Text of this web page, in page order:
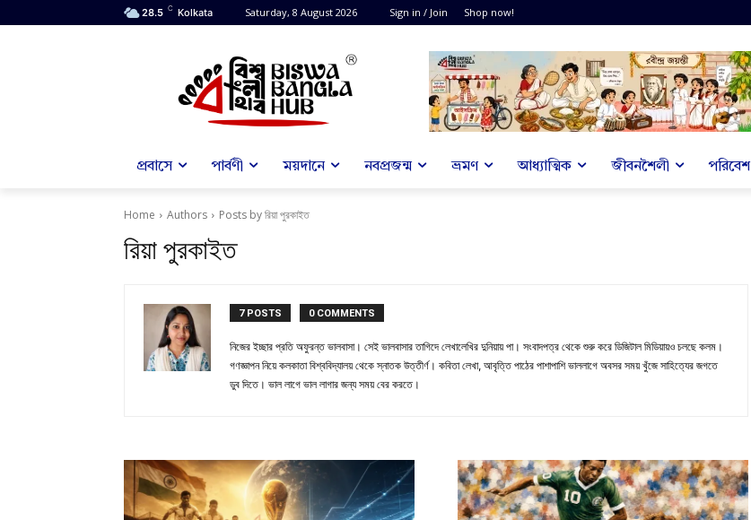
28.5 C Kolkata Saturday, 8 August 2026 Sign in / Join Shop now!
প্রবাসে পার্বণী ময়দানে নবপ্রজন্ম ভ্রমণ আধ্যাত্মিক জীবনশৈলী পরিবেশ
Home Authors Posts by রিয়া পুরকাইত
রিয়া পুরকাইত
7 POSTS 0 COMMENTS
নিজের ইচ্ছার প্রতি অফুরন্ত ভালবাসা। সেই ভালবাসার তাগিদে লেখালেখির দুনিয়ায় পা। সংবাদপত্র থেকে শুরু করে ডিজিটাল মিডিয়ায়‌ও চলছে কলম।
গণজ্ঞাপন নিয়ে কলকাতা বিশ্ববিদ্যালয় থেকে স্নাতক উত্তীর্ণ। কবিতা লেখা, আবৃত্তি পাঠের পাশাপাশি ভাললাগে অবসর সময় খুঁজে সাহিত্যের জগতে
ডুব দিতে। ভাল লাগে ভাল লাগার জন্য সময় বের করতে।